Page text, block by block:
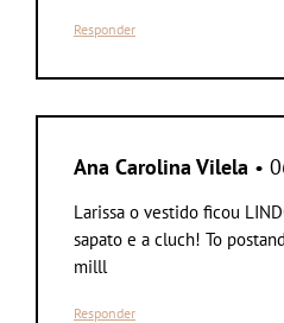
Responder
Ana Carolina Vilela •
Larissa o vestido ficou
sapato e a cluch! To
milll
Responder